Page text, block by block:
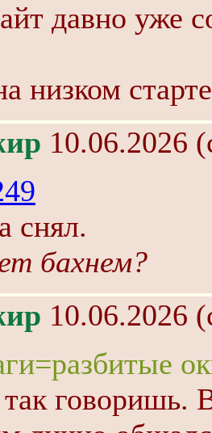
давно уже
низком
10.06.2026
снял.
бахнем?
10.06.2026
говоришь.